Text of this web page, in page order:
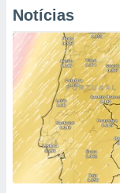
Notícias